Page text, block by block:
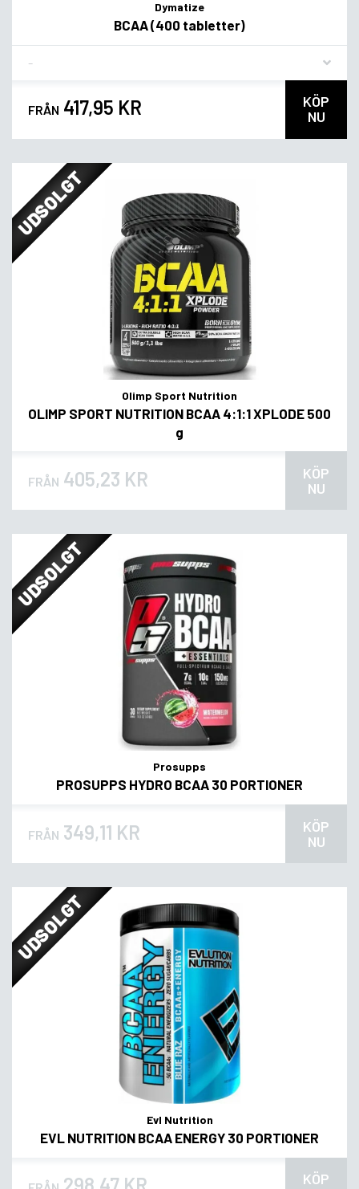
Dymatize
BCAA (400 tabletter)
FRÅN 417,95 KR
KÖP
NU
UDSOLGT
Olimp Sport Nutrition
OLIMP SPORT NUTRITION BCAA 4:1:1 XPLODE 500
g
FRÅN 405,23 KR
KÖP
NU
UDSOLGT
Prosupps
PROSUPPS HYDRO BCAA 30 PORTIONER
FRÅN 349,11 KR
KÖP
NU
UDSOLGT
Evl Nutrition
EVL NUTRITION BCAA ENERGY 30 PORTIONER
KÖP